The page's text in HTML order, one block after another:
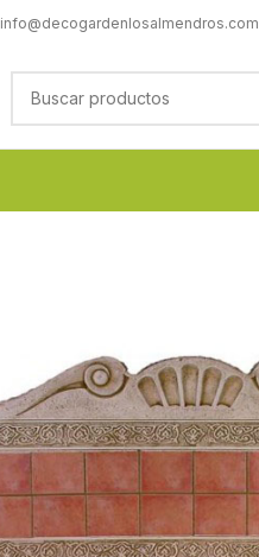
info@decogardenlosalmendros.com